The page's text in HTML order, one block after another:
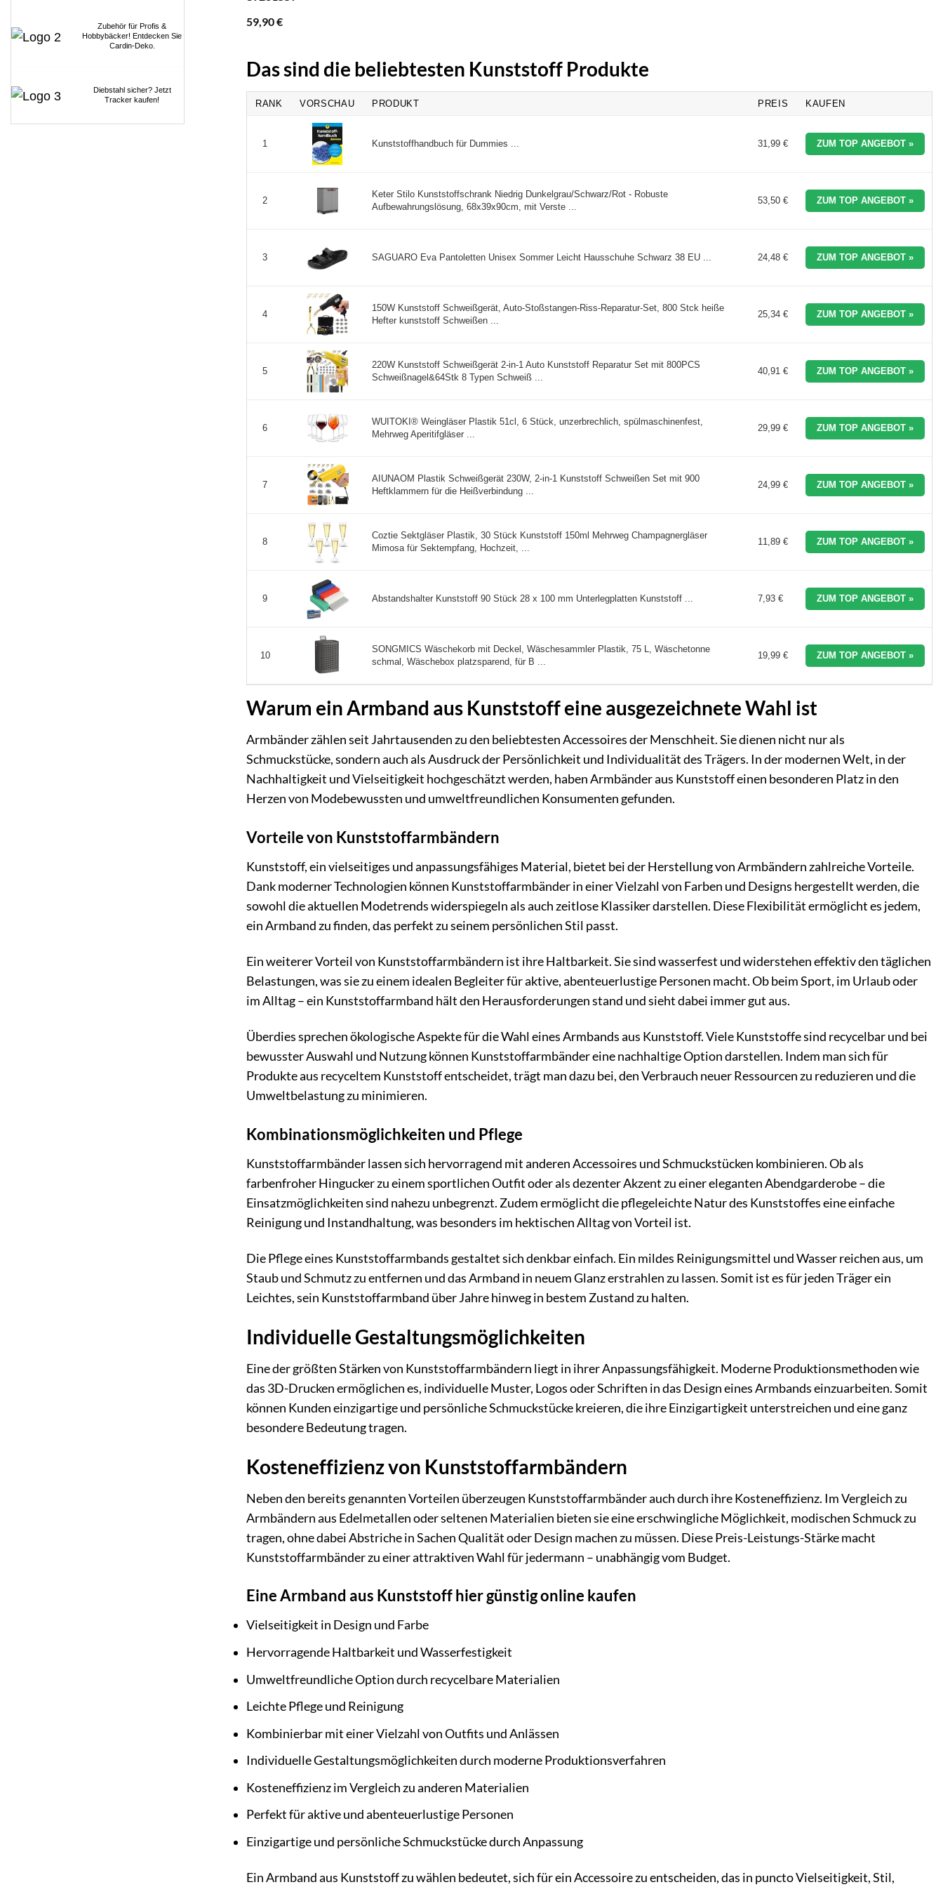
Zubehör für Profis &
Hobbybäcker! Entdecken Sie
Cardin-Deko.
Diebstahl sicher? Jetzt
Tracker kaufen!
59,90€
Das sind die beliebtesten Kunststoff Produkte
RANK VORSCHAU PRODUKT PREIS KAUFEN
1 Kunststoffhandbuch für Dummies ... 31,99 € ZUM TOP ANGEBOT »
2
Keter Stilo Kunststoffschrank Niedrig Dunkelgrau/Schwarz/Rot - Robuste
Aufbewahrungslösung, 68x39x90cm, mit Verste ...
53,50 € ZUM TOP ANGEBOT »
3 SAGUARO Eva Pantoletten Unisex Sommer Leicht Hausschuhe Schwarz 38 EU ... 24,48 € ZUM TOP ANGEBOT »
4
150W Kunststoff Schweißgerät, Auto-Stoßstangen-Riss-Reparatur-Set, 800 Stck heiße
Hefter kunststoff Schweißen ...
25,34 € ZUM TOP ANGEBOT »
5
220W Kunststoff Schweißgerät 2-in-1 Auto Kunststoff Reparatur Set mit 800PCS
Schweißnagel&64Stk 8 Typen Schweiß ...
40,91 € ZUM TOP ANGEBOT »
6
WUITOKI® Weingläser Plastik 51cl, 6 Stück, unzerbrechlich, spülmaschinenfest,
Mehrweg Aperitifgläser ...
29,99 € ZUM TOP ANGEBOT »
7
AIUNAOM Plastik Schweißgerät 230W, 2-in-1 Kunststoff Schweißen Set mit 900
Heftklammern für die Heißverbindung ...
24,99 € ZUM TOP ANGEBOT »
8
Coztie Sektgläser Plastik, 30 Stück Kunststoff 150ml Mehrweg Champagnergläser
Mimosa für Sektempfang, Hochzeit, ...
11,89 € ZUM TOP ANGEBOT »
9 Abstandshalter Kunststoff 90 Stück 28 x 100 mm Unterlegplatten Kunststoff ... 7,93 € ZUM TOP ANGEBOT »
10
SONGMICS Wäschekorb mit Deckel, Wäschesammler Plastik, 75 L, Wäschetonne
schmal, Wäschebox platzsparend, für B ...
19,99 € ZUM TOP ANGEBOT »
Warum ein Armband aus Kunststoff eine ausgezeichnete Wahl ist
Armbänder zählen seit Jahrtausenden zu den beliebtesten Accessoires der Menschheit. Sie dienen nicht nur als
Schmuckstücke, sondern auch als Ausdruck der Persönlichkeit und Individualität des Trägers. In der modernen Welt, in der
Nachhaltigkeit und Vielseitigkeit hochgeschätzt werden, haben Armbänder aus Kunststoff einen besonderen Platz in den
Herzen von Modebewussten und umweltfreundlichen Konsumenten gefunden.
Vorteile von Kunststoffarmbändern
Kunststoff, ein vielseitiges und anpassungsfähiges Material, bietet bei der Herstellung von Armbändern zahlreiche Vorteile.
Dank moderner Technologien können Kunststoffarmbänder in einer Vielzahl von Farben und Designs hergestellt werden, die
sowohl die aktuellen Modetrends widerspiegeln als auch zeitlose Klassiker darstellen. Diese Flexibilität ermöglicht es jedem,
ein Armband zu finden, das perfekt zu seinem persönlichen Stil passt.
Ein weiterer Vorteil von Kunststoffarmbändern ist ihre Haltbarkeit. Sie sind wasserfest und widerstehen effektiv den täglichen
Belastungen, was sie zu einem idealen Begleiter für aktive, abenteuerlustige Personen macht. Ob beim Sport, im Urlaub oder
im Alltag – ein Kunststoffarmband hält den Herausforderungen stand und sieht dabei immer gut aus.
Überdies sprechen ökologische Aspekte für die Wahl eines Armbands aus Kunststoff. Viele Kunststoffe sind recycelbar und bei
bewusster Auswahl und Nutzung können Kunststoffarmbänder eine nachhaltige Option darstellen. Indem man sich für
Produkte aus recyceltem Kunststoff entscheidet, trägt man dazu bei, den Verbrauch neuer Ressourcen zu reduzieren und die
Umweltbelastung zu minimieren.
Kombinationsmöglichkeiten und Pflege
Kunststoffarmbänder lassen sich hervorragend mit anderen Accessoires und Schmuckstücken kombinieren. Ob als
farbenfroher Hingucker zu einem sportlichen Outfit oder als dezenter Akzent zu einer eleganten Abendgarderobe – die
Einsatzmöglichkeiten sind nahezu unbegrenzt. Zudem ermöglicht die pflegeleichte Natur des Kunststoffes eine einfache
Reinigung und Instandhaltung, was besonders im hektischen Alltag von Vorteil ist.
Die Pflege eines Kunststoffarmbands gestaltet sich denkbar einfach. Ein mildes Reinigungsmittel und Wasser reichen aus, um
Staub und Schmutz zu entfernen und das Armband in neuem Glanz erstrahlen zu lassen. Somit ist es für jeden Träger ein
Leichtes, sein Kunststoffarmband über Jahre hinweg in bestem Zustand zu halten.
Individuelle Gestaltungsmöglichkeiten
Eine der größten Stärken von Kunststoffarmbändern liegt in ihrer Anpassungsfähigkeit. Moderne Produktionsmethoden wie
das 3D-Drucken ermöglichen es, individuelle Muster, Logos oder Schriften in das Design eines Armbands einzuarbeiten. Somit
können Kunden einzigartige und persönliche Schmuckstücke kreieren, die ihre Einzigartigkeit unterstreichen und eine ganz
besondere Bedeutung tragen.
Kosteneffizienz von Kunststoffarmbändern
Neben den bereits genannten Vorteilen überzeugen Kunststoffarmbänder auch durch ihre Kosteneffizienz. Im Vergleich zu
Armbändern aus Edelmetallen oder seltenen Materialien bieten sie eine erschwingliche Möglichkeit, modischen Schmuck zu
tragen, ohne dabei Abstriche in Sachen Qualität oder Design machen zu müssen. Diese Preis-Leistungs-Stärke macht
Kunststoffarmbänder zu einer attraktiven Wahl für jedermann – unabhängig vom Budget.
Eine Armband aus Kunststoff hier günstig online kaufen
Vielseitigkeit in Design und Farbe
Hervorragende Haltbarkeit und Wasserfestigkeit
Umweltfreundliche Option durch recycelbare Materialien
Leichte Pflege und Reinigung
Kombinierbar mit einer Vielzahl von Outfits und Anlässen
Individuelle Gestaltungsmöglichkeiten durch moderne Produktionsverfahren
Kosteneffizienz im Vergleich zu anderen Materialien
Perfekt für aktive und abenteuerlustige Personen
Einzigartige und persönliche Schmuckstücke durch Anpassung
Ein Armband aus Kunststoff zu wählen bedeutet, sich für ein Accessoire zu entscheiden, das in puncto Vielseitigkeit, Stil,